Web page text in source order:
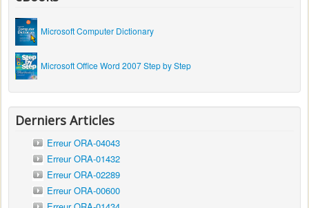
Microsoft Computer Dictionary
Microsoft Office Word 2007 Step by Step
Derniers Articles
Erreur ORA-04043
Erreur ORA-01432
Erreur ORA-02289
Erreur ORA-00600